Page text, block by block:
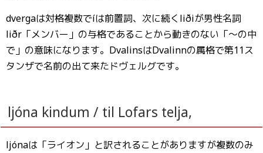
dvergaは対格複数でíは前置詞、次に続くliðiが男性名詞
liðr「メンバー」の与格であることから動きのない「〜の中
で」の意味になります。DvalinsはDvalinnの属格で第11ス
タンザで名前の出て来たドヴェルグです。
ljóna kindum / til Lofars telja,
ljónaは「ライオン」と訳されることがありますが複数のみ